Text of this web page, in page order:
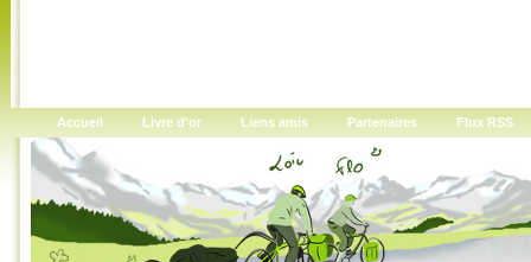
Accueil Livre d'or Liens amis Partenaires Flux RSS